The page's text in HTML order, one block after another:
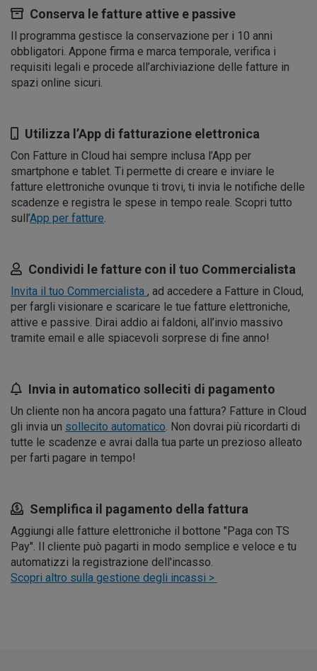
Conserva le fatture attive e passive
Il programma gestisce la conservazione per i 10 anni
obbligatori. Appone firma e marca temporale, verifica i
requisiti legali e procede all’archiviazione delle fatture in
spazi online sicuri.
Utilizza l’App di fatturazione elettronica
Con Fatture in Cloud hai sempre inclusa l’App per
smartphone e tablet. Ti permette di creare e inviare le
fatture elettroniche ovunque ti trovi, ti invia le notifiche delle
scadenze e registra le spese in tempo reale. Scopri tutto
sull’App per fatture.
Condividi le fatture con il tuo Commercialista
Invita il tuo Commercialista , ad accedere a Fatture in Cloud,
per fargli visionare e scaricare le tue fatture elettroniche,
attive e passive. Dirai addio ai faldoni, all’invio massivo
tramite email e alle spiacevoli sorprese di fine anno!
Invia in automatico solleciti di pagamento
Un cliente non ha ancora pagato una fattura? Fatture in Cloud
gli invia un sollecito automatico. Non dovrai più ricordarti di
tutte le scadenze e avrai dalla tua parte un prezioso alleato
per farti pagare in tempo!
Semplifica il pagamento della fattura
Aggiungi alle fatture elettroniche il bottone "Paga con TS
Pay". Il cliente può pagarti in modo semplice e veloce e tu
automatizzi la registrazione dell'incasso.
Scopri altro sulla gestione degli incassi >